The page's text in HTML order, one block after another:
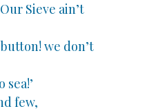
Sieve ain’t
we don’t
sea!’
few,